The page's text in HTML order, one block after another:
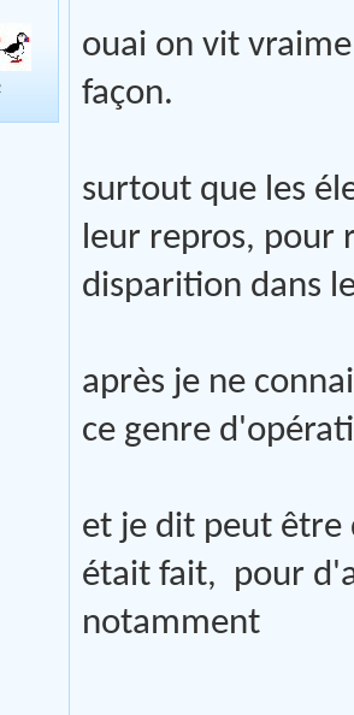
ouai on vit
façon.
surtout que les
leur repros, pour
disparition dans
après je ne
ce genre
et je dit peut être
était fait, pour
notamment